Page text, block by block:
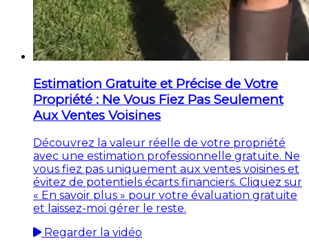
Estimation Gratuite et Précise de Votre
Propriété : Ne Vous Fiez Pas Seulement
Aux Ventes Voisines
Découvrez la valeur réelle de votre propriété
avec une estimation professionnelle gratuite. Ne
vous fiez pas uniquement aux ventes voisines et
évitez de potentiels écarts financiers. Cliquez sur
« En savoir plus » pour votre évaluation gratuite
et laissez-moi gérer le reste.
Regarder la vidéo